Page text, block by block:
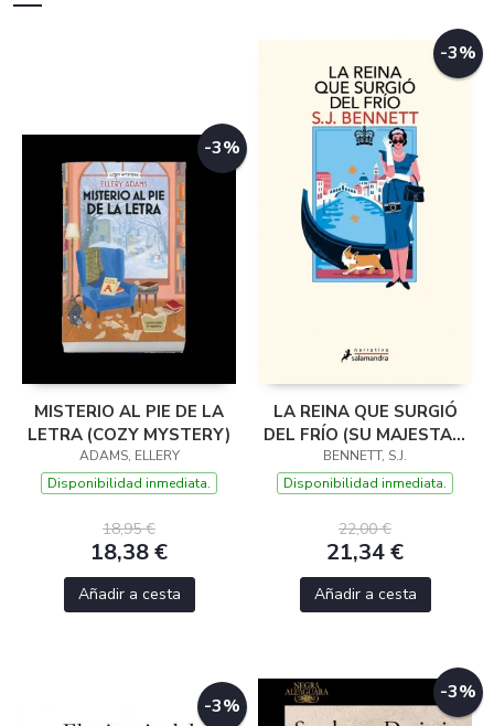
-3%
MISTERIO AL PIE DE LA
LETRA (COZY MYSTERY)
ADAMS, ELLERY
Disponibilidad inmediata.
18,95 €
18,38 €
Añadir a cesta
-3%
LA REINA QUE SURGIÓ
DEL FRÍO (SU MAJESTAD,
LA REINA
INVESTIGADORA 5)
BENNETT, S.J.
Disponibilidad inmediata.
22,00 €
21,34 €
Añadir a cesta
-3%
-3%